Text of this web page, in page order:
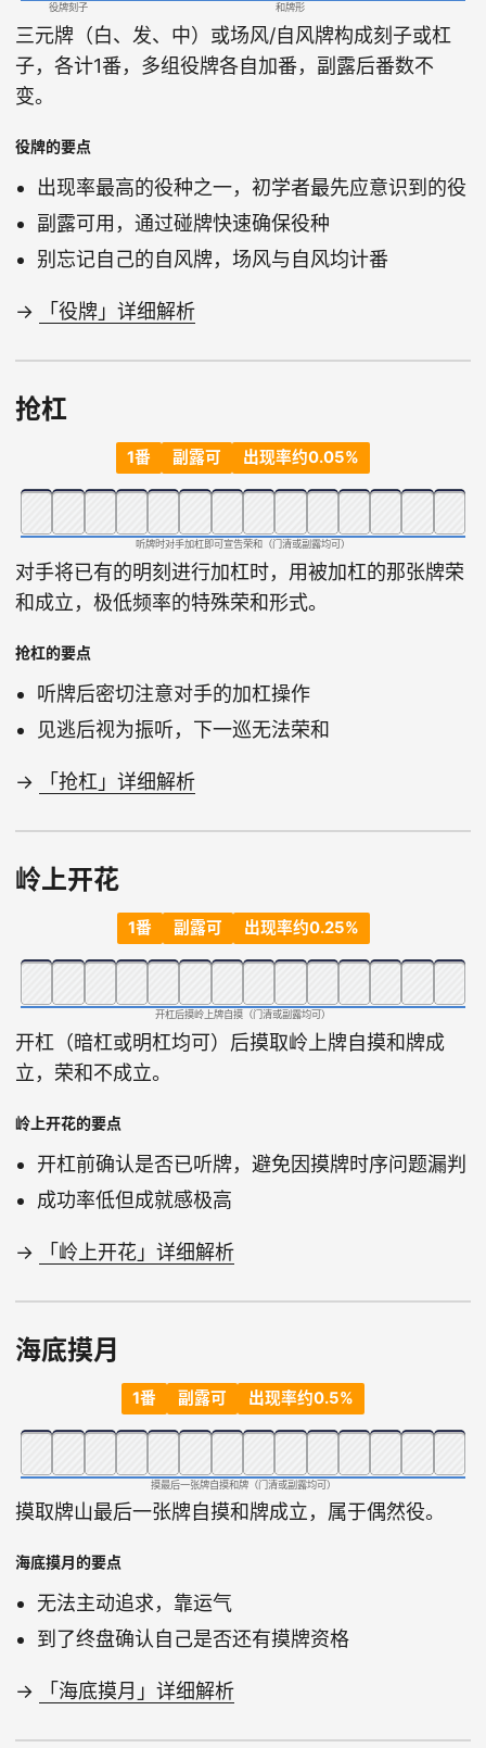
役牌刻子 和牌形
三元牌（白、发、中）或场风/自风牌构成刻子或杠
子，各计1番，多组役牌各自加番，副露后番数不
变。
役牌的要点
出现率最高的役种之一，初学者最先应意识到的役
副露可用，通过碰牌快速确保役种
别忘记自己的自风牌，场风与自风均计番
→ 「役牌」详细解析
抢杠
1番 副露可 出现率约0.05%
听牌时对手加杠即可宣告荣和（门清或副露均可）
对手将已有的明刻进行加杠时，用被加杠的那张牌荣
和成立，极低频率的特殊荣和形式。
抢杠的要点
听牌后密切注意对手的加杠操作
见逃后视为振听，下一巡无法荣和
→ 「抢杠」详细解析
岭上开花
1番 副露可 出现率约0.25%
开杠后摸岭上牌自摸（门清或副露均可）
开杠（暗杠或明杠均可）后摸取岭上牌自摸和牌成
立，荣和不成立。
岭上开花的要点
开杠前确认是否已听牌，避免因摸牌时序问题漏判
成功率低但成就感极高
→ 「岭上开花」详细解析
海底摸月
1番 副露可 出现率约0.5%
摸最后一张牌自摸和牌（门清或副露均可）
摸取牌山最后一张牌自摸和牌成立，属于偶然役。
海底摸月的要点
无法主动追求，靠运气
到了终盘确认自己是否还有摸牌资格
→ 「海底摸月」详细解析